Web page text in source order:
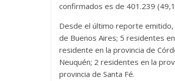
confirmados es de 401.239
Desde el último reporte
de Buenos Aires; 5 residentes
residente en la provincia de
Neuquén; 2 residentes en la
provincia de Santa Fé.